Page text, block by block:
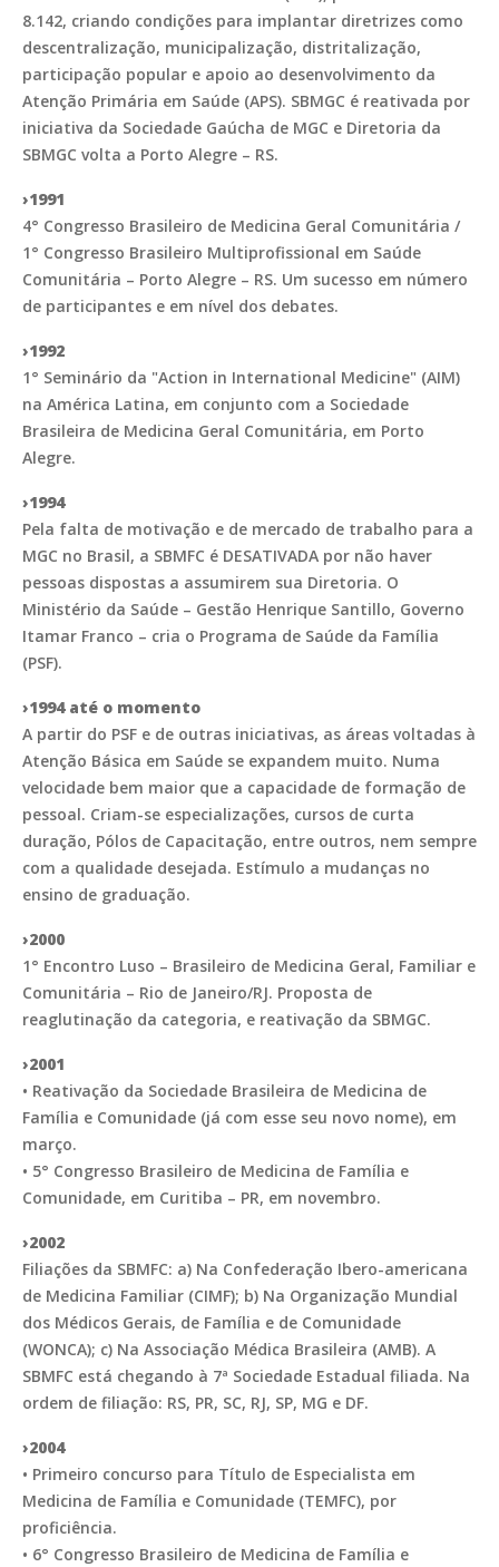
8.142, criando condições para implantar diretrizes como
descentralização, municipalização, distritalização,
participação popular e apoio ao desenvolvimento da
Atenção Primária em Saúde (APS). SBMGC é reativada por
iniciativa da Sociedade Gaúcha de MGC e Diretoria da
SBMGC volta a Porto Alegre – RS.
›1991
4° Congresso Brasileiro de Medicina Geral Comunitária /
1° Congresso Brasileiro Multiprofissional em Saúde
Comunitária – Porto Alegre – RS. Um sucesso em número
de participantes e em nível dos debates.
›1992
1° Seminário da "Action in International Medicine" (AIM)
na América Latina, em conjunto com a Sociedade
Brasileira de Medicina Geral Comunitária, em Porto
Alegre.
›1994
Pela falta de motivação e de mercado de trabalho para a
MGC no Brasil, a SBMFC é DESATIVADA por não haver
pessoas dispostas a assumirem sua Diretoria. O
Ministério da Saúde – Gestão Henrique Santillo, Governo
Itamar Franco – cria o Programa de Saúde da Família
(PSF).
›1994 até o momento
A partir do PSF e de outras iniciativas, as áreas voltadas à
Atenção Básica em Saúde se expandem muito. Numa
velocidade bem maior que a capacidade de formação de
pessoal. Criam-se especializações, cursos de curta
duração, Pólos de Capacitação, entre outros, nem sempre
com a qualidade desejada. Estímulo a mudanças no
ensino de graduação.
›2000
1° Encontro Luso – Brasileiro de Medicina Geral, Familiar e
Comunitária – Rio de Janeiro/RJ. Proposta de
reaglutinação da categoria, e reativação da SBMGC.
›2001
• Reativação da Sociedade Brasileira de Medicina de
Família e Comunidade (já com esse seu novo nome), em
março.
• 5° Congresso Brasileiro de Medicina de Família e
Comunidade, em Curitiba – PR, em novembro.
›2002
Filiações da SBMFC: a) Na Confederação Ibero-americana
de Medicina Familiar (CIMF); b) Na Organização Mundial
dos Médicos Gerais, de Família e de Comunidade
(WONCA); c) Na Associação Médica Brasileira (AMB). A
SBMFC está chegando à 7ª Sociedade Estadual filiada. Na
ordem de filiação: RS, PR, SC, RJ, SP, MG e DF.
›2004
• Primeiro concurso para Título de Especialista em
Medicina de Família e Comunidade (TEMFC), por
proficiência.
• 6° Congresso Brasileiro de Medicina de Família e